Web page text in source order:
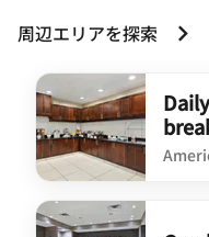
周辺エリアを探索
undefined Daily